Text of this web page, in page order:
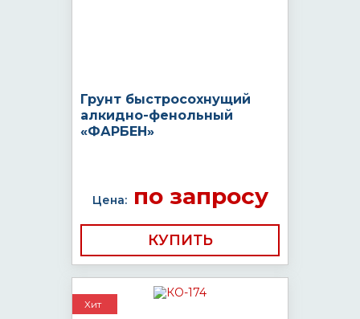
Грунт быстросохнущий
алкидно-фенольный
«ФАРБЕН»
Цена:по запросу
КУПИТЬ
Хит